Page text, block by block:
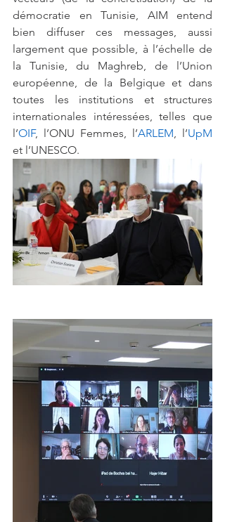
démocratie en Tunisie, AIM entend
bien diffuser ces messages, aussi
largement que possible, à l’échelle de
la Tunisie, du Maghreb, de l’Union
européenne, de la Belgique et dans
toutes les institutions et structures
internationales intéressées, telles que
l’OIF, l’ONU Femmes, l’ARLEM , l’UpM
et l’UNESCO.